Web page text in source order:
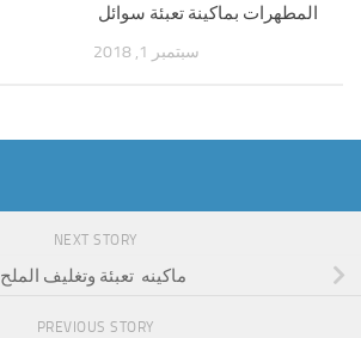
المطهرات بماكينة تعبئة سوائل
سبتمبر 1, 2018
NEXT STORY
ماكينه تعبئة وتغليف الملح
PREVIOUS STORY